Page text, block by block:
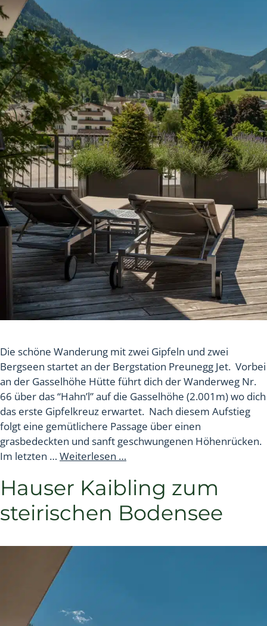
Die schöne Wanderung mit zwei Gipfeln und zwei
Bergseen startet an der Bergstation Preunegg Jet. Vorbei
an der Gasselhöhe Hütte führt dich der Wanderweg Nr.
66 über das “Hahn’l” auf die Gasselhöhe (2.001m) wo dich
das erste Gipfelkreuz erwartet. Nach diesem Aufstieg
folgt eine gemütlichere Passage über einen
grasbedeckten und sanft geschwungenen Höhenrücken.
Im letzten … Weiterlesen …
Hauser Kaibling zum
steirischen Bodensee